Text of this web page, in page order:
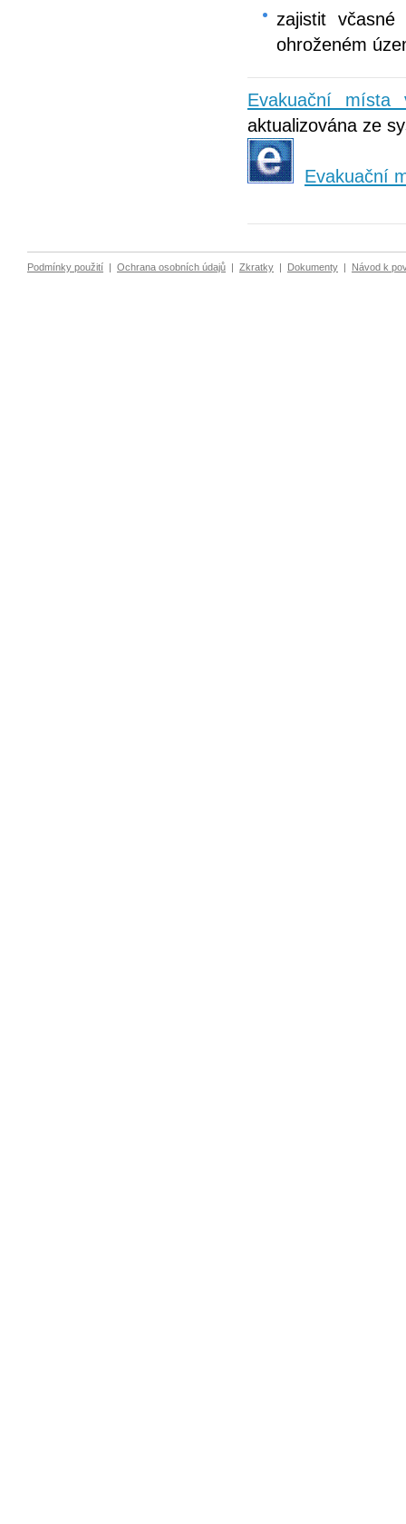
zajistit
ohroženém
Evakuační místa
aktualizována ze
Evakuační
Podmínky použití | Ochrana osobních údajů | Zkratky | Dokumenty | Návod k